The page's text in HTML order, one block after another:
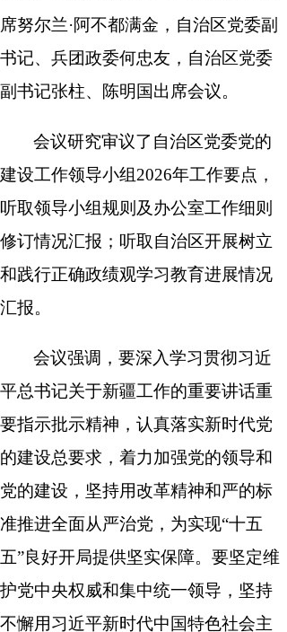
席努尔兰·阿不都满金，自治区党委副
书记、兵团政委何忠友，自治区党委
副书记张柱、陈明国出席会议。
会议研究审议了自治区党委党的
建设工作领导小组2026年工作要点，
听取领导小组规则及办公室工作细则
修订情况汇报；听取自治区开展树立
和践行正确政绩观学习教育进展情况
汇报。
会议强调，要深入学习贯彻习近
平总书记关于新疆工作的重要讲话重
要指示批示精神，认真落实新时代党
的建设总要求，着力加强党的领导和
党的建设，坚持用改革精神和严的标
准推进全面从严治党，为实现“十五
五”良好开局提供坚实保障。要坚定维
护党中央权威和集中统一领导，坚持
不懈用习近平新时代中国特色社会主